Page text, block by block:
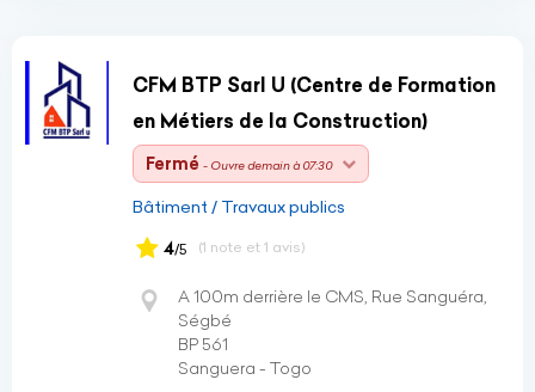
CFM BTP Sarl U (Centre de Formation
en Métiers de la Construction)
Fermé - Ouvre demain à 07:30
Bâtiment / Travaux publics
4/5 (1 note et 1 avis)
A 100m derrière le CMS, Rue Sanguéra,
Ségbé
BP 561
Sanguera - Togo